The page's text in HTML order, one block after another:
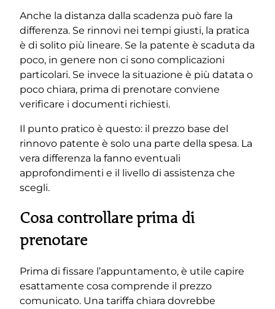
Anche la distanza dalla scadenza può fare la
differenza. Se rinnovi nei tempi giusti, la pratica
è di solito più lineare. Se la patente è scaduta da
poco, in genere non ci sono complicazioni
particolari. Se invece la situazione è più datata o
poco chiara, prima di prenotare conviene
verificare i documenti richiesti.
Il punto pratico è questo: il prezzo base del
rinnovo patente è solo una parte della spesa. La
vera differenza la fanno eventuali
approfondimenti e il livello di assistenza che
scegli.
Cosa controllare prima di
prenotare
Prima di fissare l’appuntamento, è utile capire
esattamente cosa comprende il prezzo
comunicato. Una tariffa chiara dovrebbe